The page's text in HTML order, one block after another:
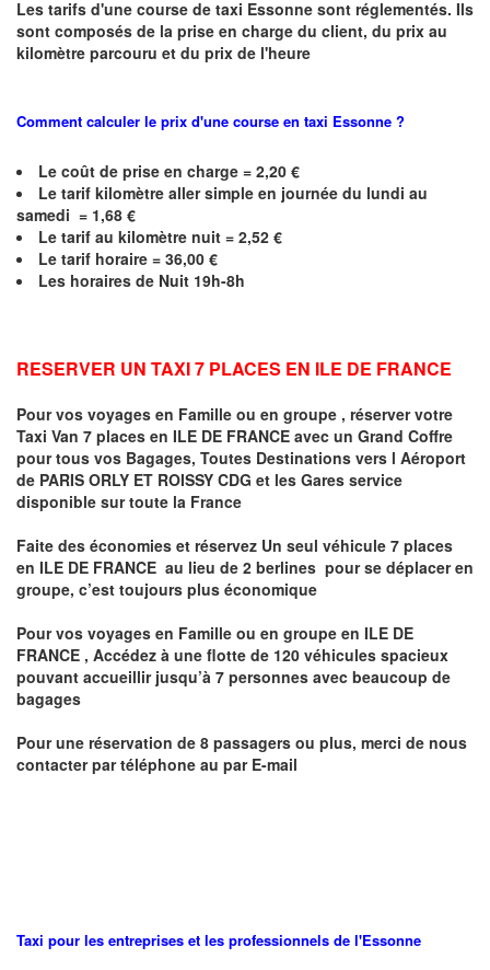
Les tarifs d'une course de taxi Essonne sont réglementés. Ils
sont composés de la prise en charge du client, du prix au
kilomètre parcouru et du prix de l'heure
Comment calculer le prix d'une course en taxi Essonne ?
Le coût de prise en charge = 2,20 €
Le tarif kilomètre aller simple en journée du lundi au
samedi = 1,68 €
Le tarif au kilomètre nuit = 2,52 €
Le tarif horaire = 36,00 €
Les horaires de Nuit 19h-8h
RESERVER UN TAXI 7 PLACES EN ILE DE FRANCE
Pour vos voyages en Famille ou en groupe , réserver votre
Taxi Van 7 places en ILE DE FRANCE avec un Grand Coffre
pour tous vos Bagages, Toutes Destinations vers l Aéroport
de PARIS ORLY ET ROISSY CDG et les Gares service
disponible sur toute la France
Faite des économies et réservez Un seul véhicule 7 places
en ILE DE FRANCE au lieu de 2 berlines pour se déplacer en
groupe, c’est toujours plus économique
Pour vos voyages en Famille ou en groupe en ILE DE
FRANCE , Accédez à une flotte de 120 véhicules spacieux
pouvant accueillir jusqu’à 7 personnes avec beaucoup de
bagages
Pour une réservation de 8 passagers ou plus, merci de nous
contacter par téléphone au par E-mail
Taxi pour les entreprises et les professionnels de l'Essonne